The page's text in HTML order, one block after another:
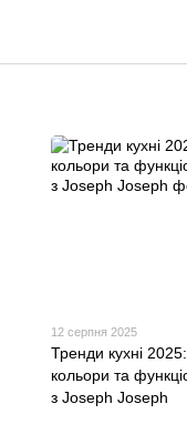
12 серпня 2025
Тренди кухні
кольори та
з Joseph Joseph